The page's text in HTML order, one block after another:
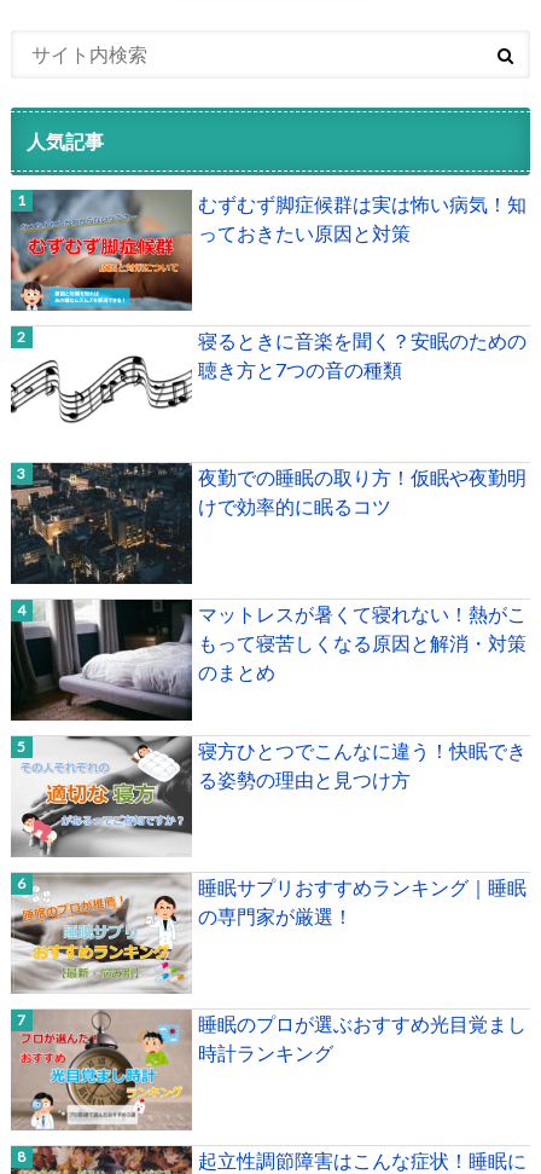
人気記事
むずむず脚症候群は実は怖い病気！知
っておきたい原因と対策
寝るときに音楽を聞く？安眠のための
聴き方と7つの音の種類
夜勤での睡眠の取り方！仮眠や夜勤明
けで効率的に眠るコツ
マットレスが暑くて寝れない！熱がこ
もって寝苦しくなる原因と解消・対策
のまとめ
寝方ひとつでこんなに違う！快眠でき
る姿勢の理由と見つけ方
睡眠サプリおすすめランキング｜睡眠
の専門家が厳選！
睡眠のプロが選ぶおすすめ光目覚まし
時計ランキング
起立性調節障害はこんな症状！睡眠に